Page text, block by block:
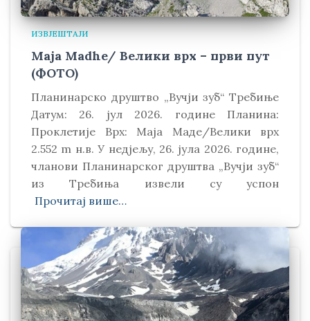
ИЗВЈЕШТАЈИ
Maja Madhe/ Велики врх – први пут
(ФОТО)
Планинарско друштво „Вучји зуб“ Требиње
Датум: 26. јул 2026. године Планина:
Проклетије Врх: Маја Маде/Велики врх
2.552 m н.в. У недјељу, 26. јула 2026. године,
чланови Планинарског друштва „Вучји зуб“
из Требиња извели су успон
Прочитај више…